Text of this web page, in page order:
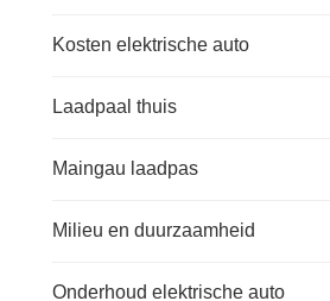
Kosten elektrische auto
Laadpaal thuis
Maingau laadpas
Milieu en duurzaamheid
Onderhoud elektrische auto